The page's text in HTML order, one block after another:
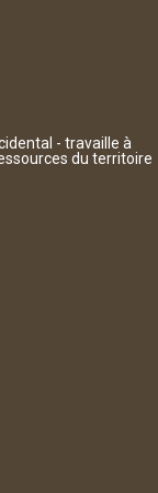
- travaille à
du territoire